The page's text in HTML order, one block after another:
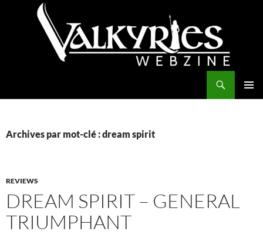
Archives par mot-clé : dream spirit
REVIEWS
DREAM SPIRIT – GENERAL
TRIUMPHANT